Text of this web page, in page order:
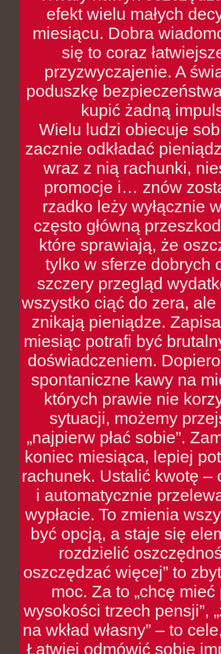
efekt wielu małych
miesiącu. Dobra
się to coraz
przyzwyczajenie. A
poduszkę
kupić żadną
Wielu ludzi obiecuje
zacznie odkładać
wraz z nią rachunki,
promocje i… znów
rzadko leży wyłącznie
często główną
które sprawiają, że
tylko w sferze dobrych
szczery przegląd
wszystko ciąć do zera,
znikają pieniądze.
miesiąc potrafi być
doświadczeniem.
spontaniczne kawy na
których prawie nie
sytuacji, możemy
„najpierw płać sobie”.
koniec miesiąca, lepiej
rachunek. Ustalić kwotę
i automatycznie
wypłacie. To zmienia
być opcją, a staje się
rozdzielić
oszczędzać więcej” to
moc. Za to „chcę
wysokości trzech pensji”,
na wkład własny” – to
Łatwiej odmówić sobie